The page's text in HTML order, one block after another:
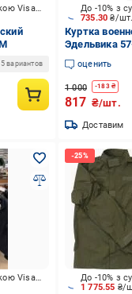
До -10% з суперкредиткою Visa Вигода
5 вариантов
735.30₴/шт.
Куртка
Эдельвика
оценить
1 000 -183₴
817 ₴/шт.
Доставим
До -10% з суперкредиткою Visa Вигода
1 775.55 ₴/